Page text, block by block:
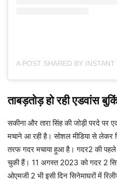
ताबड़तोड़ हो रही एडवांस
सकीना और तारा सिंह की जोड़ी परदे पर
मचाने आ रही है। सोशल मीडिया से
तरफ गदर मचाया हुआ है। गदर2 की
चुकी हैं। 11 अगस्त 2023 को गदर 2
ओएमजी 2 भी इसी दिन सिनेमाघरों में